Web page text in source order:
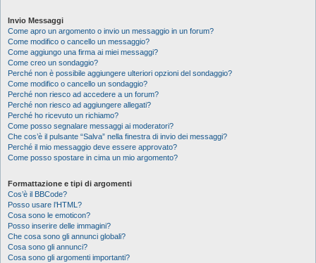
Invio Messaggi
Come apro un argomento o invio un messaggio in un forum?
Come modifico o cancello un messaggio?
Come aggiungo una firma ai miei messaggi?
Come creo un sondaggio?
Perché non è possibile aggiungere ulteriori opzioni del sondaggio?
Come modifico o cancello un sondaggio?
Perché non riesco ad accedere a un forum?
Perché non riesco ad aggiungere allegati?
Perché ho ricevuto un richiamo?
Come posso segnalare messaggi ai moderatori?
Che cos’è il pulsante “Salva” nella finestra di invio dei messaggi?
Perché il mio messaggio deve essere approvato?
Come posso spostare in cima un mio argomento?
Formattazione e tipi di argomenti
Cos’è il BBCode?
Posso usare l’HTML?
Cosa sono le emoticon?
Posso inserire delle immagini?
Che cosa sono gli annunci globali?
Cosa sono gli annunci?
Cosa sono gli argomenti importanti?